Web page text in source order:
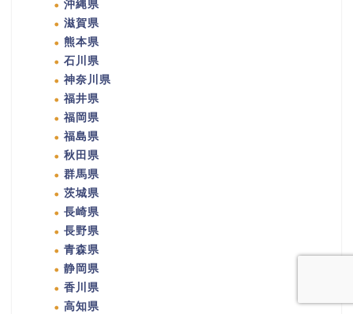
沖縄県
滋賀県
熊本県
石川県
神奈川県
福井県
福岡県
福島県
秋田県
群馬県
茨城県
長崎県
長野県
青森県
静岡県
香川県
高知県